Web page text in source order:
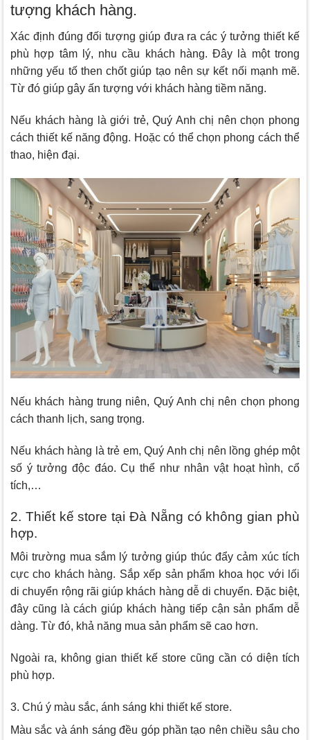
tượng khách hàng.
Xác định đúng đối tượng giúp đưa ra các ý tưởng thiết kế
phù hợp tâm lý, nhu cầu khách hàng. Đây là một trong
những yếu tố then chốt giúp tạo nên sự kết nối mạnh mẽ.
Từ đó giúp gây ấn tượng với khách hàng tiềm năng.
Nếu khách hàng là giới trẻ, Quý Anh chị nên chọn phong
cách thiết kế năng động. Hoặc có thể chọn phong cách thể
thao, hiện đại.
Nếu khách hàng trung niên, Quý Anh chị nên chọn phong
cách thanh lịch, sang trọng.
Nếu khách hàng là trẻ em, Quý Anh chị nên lồng ghép một
số ý tưởng độc đáo. Cụ thể như nhân vật hoạt hình, cổ
tích,…
2. Thiết kế store tại Đà Nẵng có không gian phù
hợp.
Môi trường mua sắm lý tưởng giúp thúc đẩy cảm xúc tích
cực cho khách hàng. Sắp xếp sản phẩm khoa học với lối
di chuyển rộng rãi giúp khách hàng dễ di chuyển. Đặc biệt,
đây cũng là cách giúp khách hàng tiếp cận sản phẩm dễ
dàng. Từ đó, khả năng mua sản phẩm sẽ cao hơn.
Ngoài ra, không gian thiết kế store cũng cần có diện tích
phù hợp.
3. Chú ý màu sắc, ánh sáng khi thiết kế store.
Màu sắc và ánh sáng đều góp phần tạo nên chiều sâu cho